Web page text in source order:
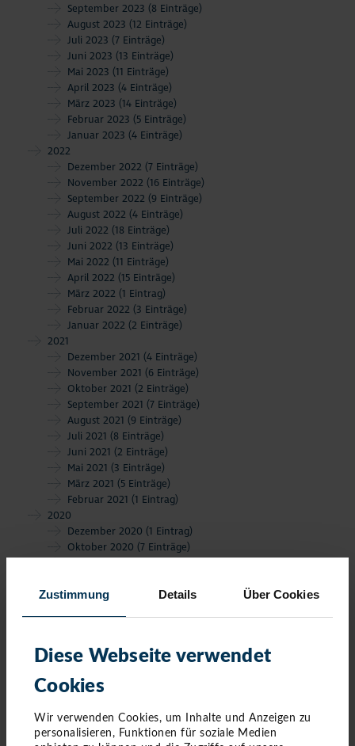
Zustimmung Details Über Cookies
Diese Webseite verwendet
Cookies
Wir verwenden Cookies, um Inhalte und Anzeigen zu
personalisieren, Funktionen für soziale Medien
September 2023 (8 Einträge)
August 2023 (12 Einträge)
Juli 2023 (7 Einträge)
Juni 2023 (13 Einträge)
Mai 2023 (11 Einträge)
April 2023 (4 Einträge)
März 2023 (14 Einträge)
Februar 2023 (5 Einträge)
Januar 2023 (4 Einträge)
2022
Dezember 2022 (7 Einträge)
November 2022 (16 Einträge)
September 2022 (9 Einträge)
August 2022 (4 Einträge)
Juli 2022 (18 Einträge)
Juni 2022 (13 Einträge)
Mai 2022 (11 Einträge)
April 2022 (15 Einträge)
März 2022 (1 Eintrag)
Februar 2022 (3 Einträge)
Januar 2022 (2 Einträge)
2021
Dezember 2021 (4 Einträge)
November 2021 (6 Einträge)
Oktober 2021 (2 Einträge)
September 2021 (7 Einträge)
August 2021 (9 Einträge)
Juli 2021 (8 Einträge)
Juni 2021 (2 Einträge)
Mai 2021 (3 Einträge)
März 2021 (5 Einträge)
Februar 2021 (1 Eintrag)
2020
Dezember 2020 (1 Eintrag)
Oktober 2020 (7 Einträge)
Juli 2020
(3 Einträge)
Februar 2020(6 Einträge)